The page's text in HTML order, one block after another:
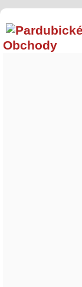
Obchody